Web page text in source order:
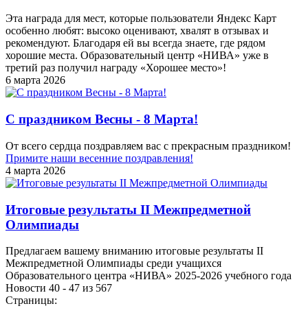
Эта награда для мест, которые пользователи Яндекс Карт
особенно любят: высоко оценивают, хвалят в отзывах и
рекомендуют. Благодаря ей вы всегда знаете, где рядом
хорошие места. Образовательный центр «НИВА» уже в
третий раз получил награду «Хорошее место»!
6 марта 2026
С праздником Весны - 8 Марта!
От всего сердца поздравляем вас с прекрасным праздником!
Примите наши весенние поздравления!
4 марта 2026
Итоговые результаты II Межпредметной
Олимпиады
Предлагаем вашему вниманию итоговые результаты II
Межпредметной Олимпиады среди учащихся
Образовательного центра «НИВА» 2025-2026 учебного года
Новости 40 - 47 из 567
Страницы: